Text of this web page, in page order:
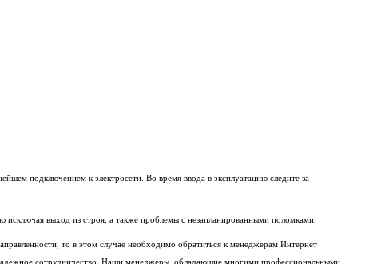
подключением к электросети. Во время ввода в эксплуатацию следите за
исключая выход из строя, а также проблемы с незапланированными поломками.
то в этом случае необходимо обратиться к менеджерам Интернет
сотрудничество. Наши менеджеры, обладающие многими профессиональными